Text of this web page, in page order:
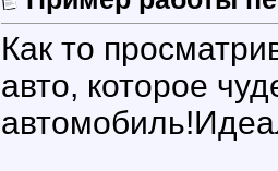
Как то
авто, которое